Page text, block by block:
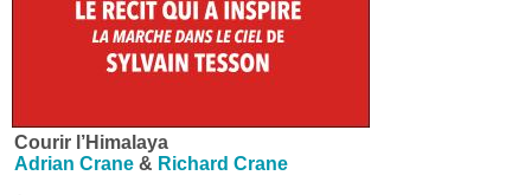
Courir l’Himalaya
Adrian Crane & Richard Crane